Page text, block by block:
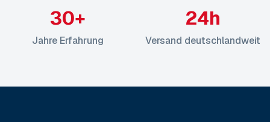
30+
Jahre Erfahrung
24h
Versand deutschlandweit